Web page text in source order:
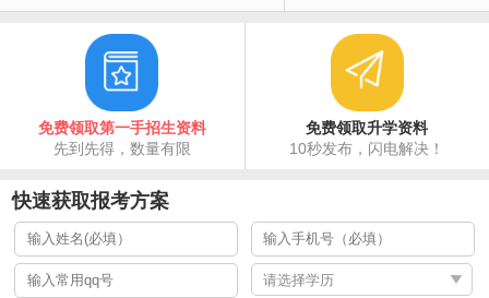
免费领取第一手招生资料
先到先得，数量有限
免费领取升学资料
10秒发布，闪电解决！
快速获取报考方案